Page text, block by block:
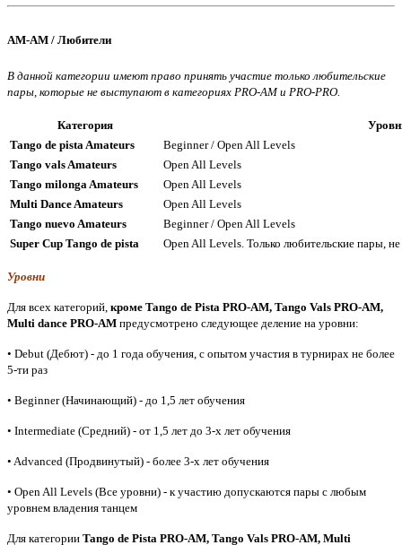
AM-AM / Любители
В данной категории имеют право принять участие только любительские
пары, которые не выступают в категориях PRO-AM и PRO-PRO.
Категория
Tango de pista Amateurs
Beginner / Open All Levels
Tango vals Amateurs
Open All Levels
Tango milonga Amateurs
Open All Levels
Multi Dance Amateurs
Open All Levels
Tango nuevo Amateurs
Beginner / Open All Levels
Super Cup Tango de pista
Open All Levels. Только любительские пары,
Уровни
Для всех категорий, кроме Tango de Pista PRO-AM, Tango Vals PRO-AM,
Multi dance PRO-AM предусмотрено следующее деление на уровни:
• Debut (Дебют) - до 1 года обучения, с опытом участия в турнирах не более
5-ти раз
• Beginner (Начинающий) - до 1,5 лет обучения
• Intermediate (Средний) - от 1,5 лет до 3-х лет обучения
• Advanced (Продвинутый) - более 3-х лет обучения
• Open All Levels (Все уровни) - к участию допускаются пары с любым
уровнем владения танцем
Для категории Tango de Pista PRO-AM, Tango Vals PRO-AM, Multi